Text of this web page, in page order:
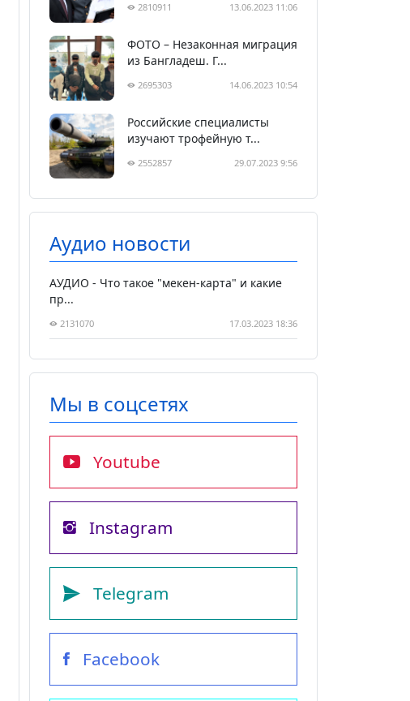
2810911 13.06.2023 11:06
ФОТО – Незаконная миграция
из Бангладеш. Г...
2695303 14.06.2023 10:54
Российские специалисты
изучают трофейную т...
2552857 29.07.2023 9:56
Аудио новости
АУДИО - Что такое "мекен-карта" и какие
пр...
2131070 17.03.2023 18:36
Мы в соцсетях
Youtube
Instagram
Telegram
Facebook